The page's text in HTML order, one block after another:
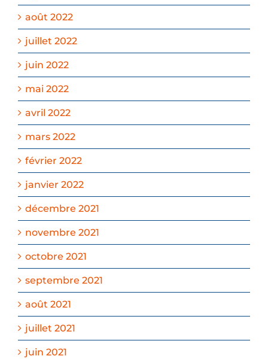
août 2022
juillet 2022
juin 2022
mai 2022
avril 2022
mars 2022
février 2022
janvier 2022
décembre 2021
novembre 2021
octobre 2021
septembre 2021
août 2021
juillet 2021
juin 2021